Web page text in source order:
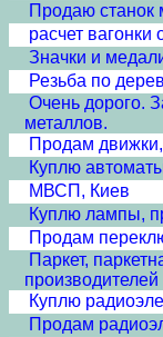
Продаю станок
расчет вагонки
Значки и
Резьба по
Очень дорого.
металлов.
Продам
Куплю
МВСП, Киев
Куплю лампы,
Продам
Паркет,
производителей
Куплю
Продам